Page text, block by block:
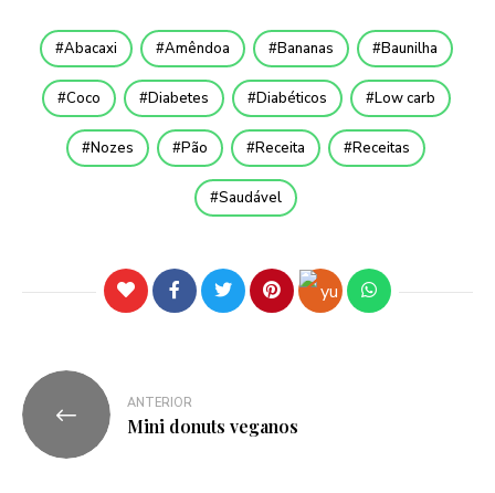
Abacaxi Amêndoa Bananas Baunilha
Coco Diabetes Diabéticos Low carb
Nozes Pão Receita Receitas
Saudável
ANTERIOR
Mini donuts veganos